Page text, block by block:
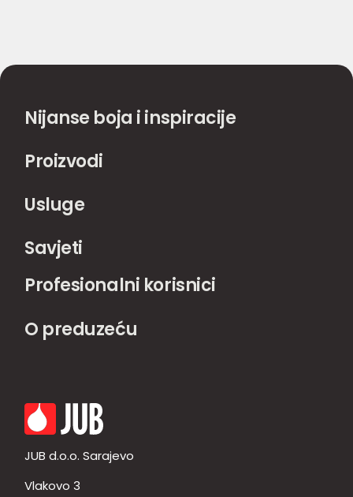
Nijanse boja i inspiracije
Proizvodi
Usluge
Savjeti
Profesionalni korisnici
O preduzeću
JUB d.o.o. Sarajevo
Vlakovo 3